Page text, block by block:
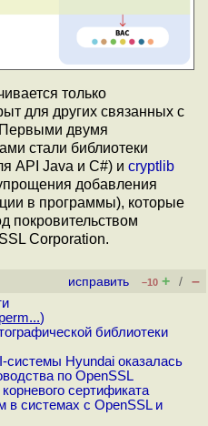
только
для других связанных с
Первыми двумя
стали библиотеки
API Java и C#) и cryptlib
добавления
в программы), которые
покровительством
Corporation.
исправить –10 + / –
)
библиотеки
Hyundai оказалась
по OpenSSL
сертификата
в системах с OpenSSL и